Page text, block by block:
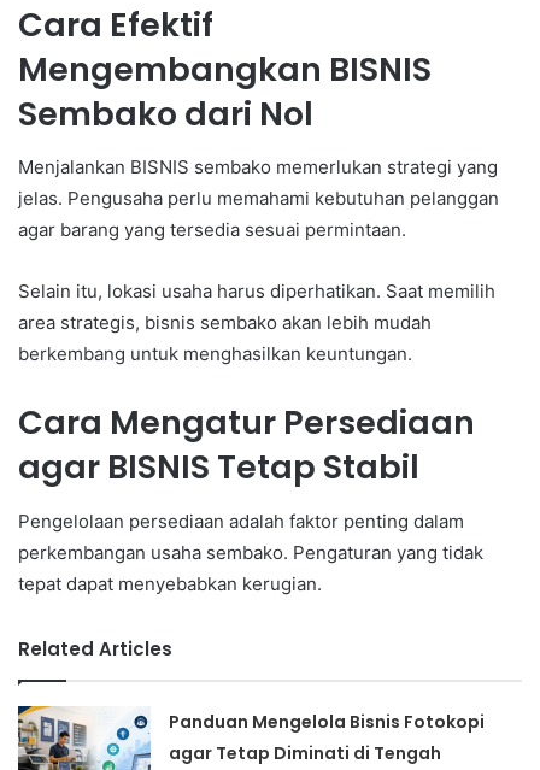
Cara Efektif
Mengembangkan BISNIS
Sembako dari Nol
Menjalankan BISNIS sembako memerlukan strategi yang
jelas. Pengusaha perlu memahami kebutuhan pelanggan
agar barang yang tersedia sesuai permintaan.
Selain itu, lokasi usaha harus diperhatikan. Saat memilih
area strategis, bisnis sembako akan lebih mudah
berkembang untuk menghasilkan keuntungan.
Cara Mengatur Persediaan
agar BISNIS Tetap Stabil
Pengelolaan persediaan adalah faktor penting dalam
perkembangan usaha sembako. Pengaturan yang tidak
tepat dapat menyebabkan kerugian.
Related Articles
Panduan Mengelola Bisnis Fotokopi
agar Tetap Diminati di Tengah